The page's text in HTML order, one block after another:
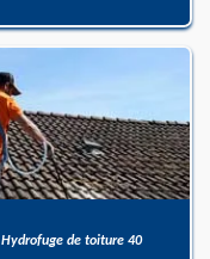
Hydrofuge de toiture 40